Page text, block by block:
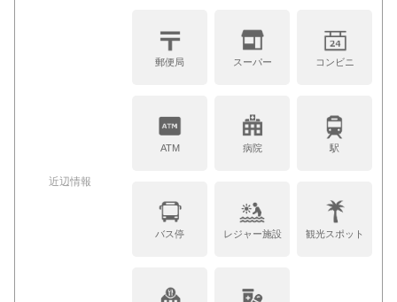
近辺情報
郵便局 スーパー コンビニ
ATM 病院 駅
バス停 レジャー施設 観光スポット